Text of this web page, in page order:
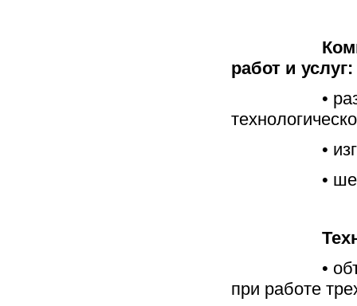
работ и услуг:
•
•
•
•
при работе